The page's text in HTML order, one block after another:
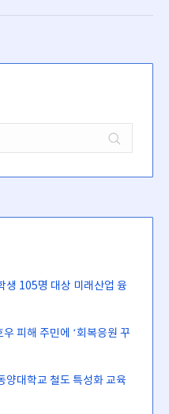
생 105명 대상 미래산업 융
피해 주민에 ‘회복응원 꾸
양대학교 철도 특성화 교육